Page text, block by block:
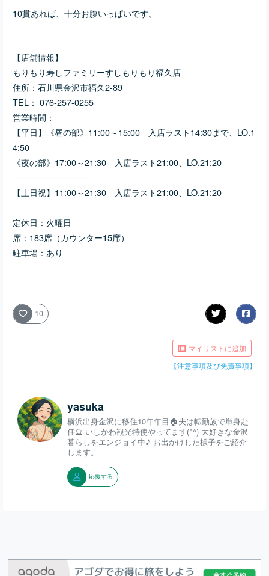
10貫あれば、十分お腹いっぱいです。
【店舗情報】
もりもり寿しファミリーすしもりもり福久店
住所：石川県金沢市福久2-89
TEL： 076-257-0255
営業時間：
【平日】
《昼の部》 11:00～15:00 入店ラスト14:30まで、LO.1
4:50
《夜の部》17:00～21:30 入店ラスト21:00、LO.21:20
--------------------------
【土日祝】11:00～21:30 入店ラスト21:00、LO.21:20
定休日：火曜日
席： 183席（カウンター15席）
駐車場：あり
10
マイリストに追加
【注意事項及び免責事項】
yasuka
横浜出身金沢に移住10年年目🏠夫は転勤族で単身赴
任🔮 いしかわ観光特使やってます(^^) 大好きな金沢
暮らしをエンジョイ中♪ お出かけした様子をご紹介
します。
応援する